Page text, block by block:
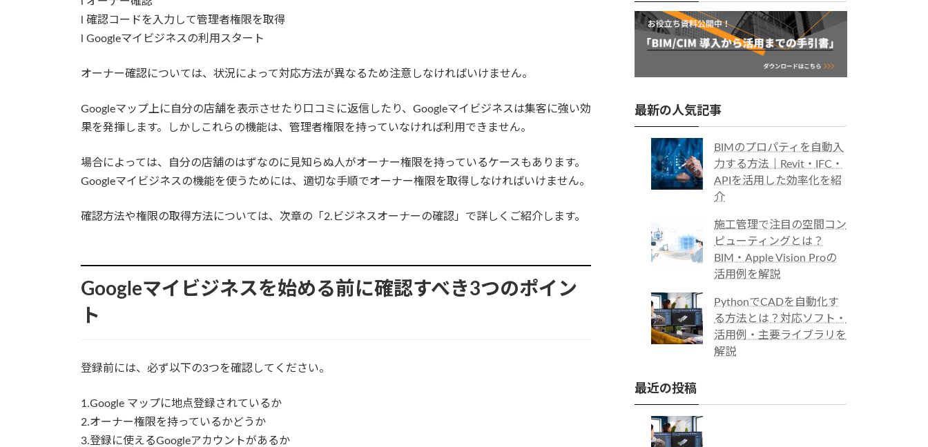
l 確認コードを入力して管理者権限を取得
l Googleマイビジネスの利用スタート
オーナー確認については、状況によって対応方法が異なるため注意しなければいけません。
Googleマップ上に自分の店舗を表示させたり口コミに返信したり、Googleマイビジネスは集客に強い効
果を発揮します。しかしこれらの機能は、管理者権限を持っていなければ利用できません。
場合によっては、自分の店舗のはずなのに見知らぬ人がオーナー権限を持っているケースもあります。
Googleマイビジネスの機能を使うためには、適切な手順でオーナー権限を取得しなければいけません。
確認方法や権限の取得方法については、次章の「2.ビジネスオーナーの確認」で詳しくご紹介します。
Googleマイビジネスを始める前に確認すべき3つのポイン
ト
登録前には、必ず以下の3つを確認してください。
1.Google マップに地点登録されているか
2.オーナー権限を持っているかどうか
3.登録に使えるGoogleアカウントがあるか
最新の人気記事
BIMのプロパティを自動入
力する方法｜Revit・IFC・
APIを活用した効率化を紹
介
施工管理で注目の空間コン
ピューティングとは？
BIM・Apple Vision Proの
活用例を解説
PythonでCADを自動化す
る方法とは？対応ソフト・
活用例・主要ライブラリを
解説
最近の投稿